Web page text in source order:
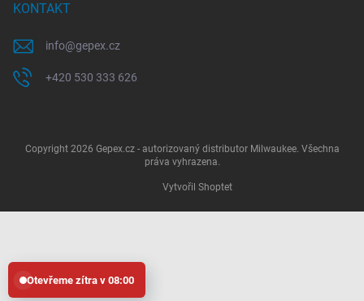
KONTAKT
info@gepex.cz
+420 530 333 626
Vytvořil Shoptet
Copyright 2026 Gepex.cz - autorizovaný distributor Milwaukee. Všechna
práva vyhrazena.
Otevřeme zítra v 08:00